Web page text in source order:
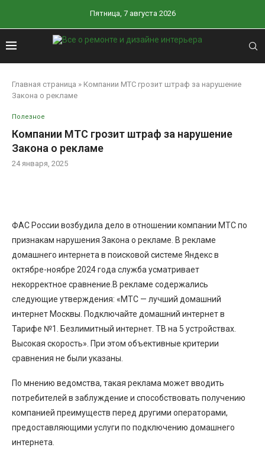
Пятница, 7 августа 2026
Главная страница » Компании МТС грозит штраф за нарушение
Закона о рекламе
Полезное
Компании МТС грозит штраф за нарушение
Закона о рекламе
24 января, 2025
ФАС России возбудила дело в отношении компании МТС по
признакам нарушения Закона о рекламе. В рекламе
домашнего интернета в поисковой системе Яндекс в
октябре-ноябре 2024 года служба усматривает
некорректное сравнение.В рекламе содержались
следующие утверждения: «МТС — лучший домашний
интернет Москвы. Подключайте домашний интернет в
Тарифе №1. Безлимитный интернет. ТВ на 5 устройствах.
Высокая скорость». При этом объективные критерии
сравнения не были указаны.
По мнению ведомства, такая реклама может вводить
потребителей в заблуждение и способствовать получению
компанией преимуществ перед другими операторами,
предоставляющими услуги по подключению домашнего
интернета.